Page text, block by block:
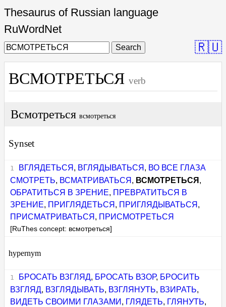
Thesaurus of Russian language
RuWordNet
Search 🇷🇺
ВСМОТРЕТЬСЯ verb
Всмотреться всмотреться
Synset
ВГЛЯДЕТЬСЯ , ВГЛЯДЫВАТЬСЯ , ВО ВСЕ ГЛАЗА
СМОТРЕТЬ, ВСМАТРИВАТЬСЯ , ВСМОТРЕТЬСЯ ,
ОБРАТИТЬСЯ В ЗРЕНИЕ, ПРЕВРАТИТЬСЯ В
ЗРЕНИЕ, ПРИГЛЯДЕТЬСЯ , ПРИГЛЯДЫВАТЬСЯ ,
ПРИСМАТРИВАТЬСЯ , ПРИСМОТРЕТЬСЯ
[RuThes concept: всмотреться]
hypernym
БРОСАТЬ ВЗГЛЯД, БРОСАТЬ ВЗОР, БРОСИТЬ
ВЗГЛЯД, ВЗГЛЯДЫВАТЬ, ВЗГЛЯНУТЬ, ВЗИРАТЬ,
ВИДЕТЬ СВОИМИ ГЛАЗАМИ , ГЛЯДЕТЬ, ГЛЯНУТЬ,